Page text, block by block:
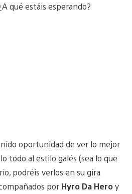
qué estáis esperando?
oportunidad de ver lo mejor
todo al estilo galés (sea lo que
podréis verlos en su gira
por Hyro Da Heroy